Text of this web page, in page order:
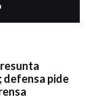
defensa pide